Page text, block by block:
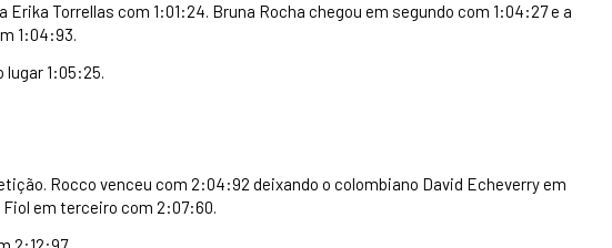
Erika Torrellas com 1:01:24. Bruna Rocha chegou em segundo com 1:04:27 e a
1:04:93.
lugar 1:05:25.
Rocco venceu com 2:04:92 deixando o colombiano David Echeverry em
em terceiro com 2:07:60.